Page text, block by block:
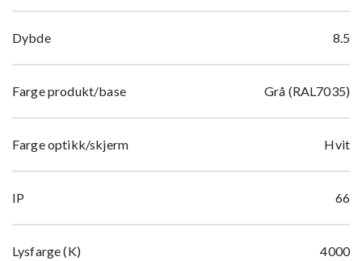
Dybde 8.5
Farge produkt/base Grå (RAL7035)
Farge optikk/skjerm Hvit
IP 66
Lysfarge (K) 4000